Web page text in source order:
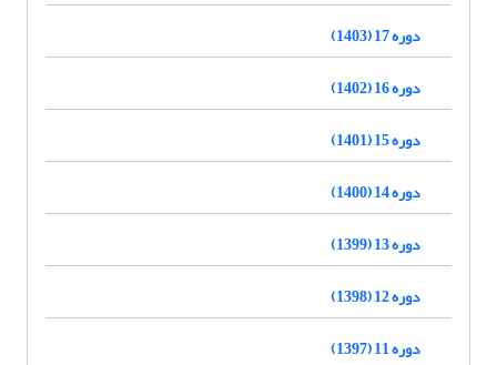
دوره 17 (1403)
دوره 16 (1402)
دوره 15 (1401)
دوره 14 (1400)
دوره 13 (1399)
دوره 12 (1398)
دوره 11 (1397)